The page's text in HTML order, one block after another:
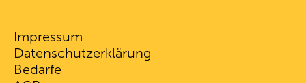
Impressum
Datenschutz­erklärung
Bedarfe